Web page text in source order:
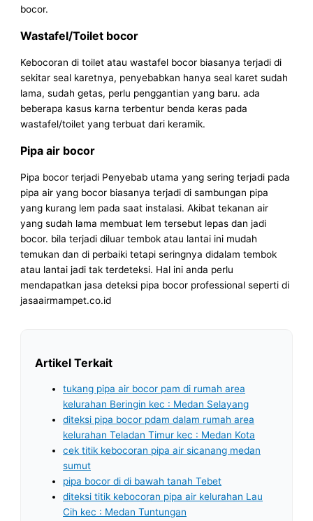
bocor.
Wastafel/Toilet bocor
Kebocoran di toilet atau wastafel bocor biasanya terjadi di
sekitar seal karetnya, penyebabkan hanya seal karet sudah
lama, sudah getas, perlu penggantian yang baru. ada
beberapa kasus karna terbentur benda keras pada
wastafel/toilet yang terbuat dari keramik.
Pipa air bocor
Pipa bocor terjadi Penyebab utama yang sering terjadi pada
pipa air yang bocor biasanya terjadi di sambungan pipa
yang kurang lem pada saat instalasi. Akibat tekanan air
yang sudah lama membuat lem tersebut lepas dan jadi
bocor. bila terjadi diluar tembok atau lantai ini mudah
temukan dan di perbaiki tetapi seringnya didalam tembok
atau lantai jadi tak terdeteksi. Hal ini anda perlu
mendapatkan jasa deteksi pipa bocor professional seperti di
jasaairmampet.co.id
Artikel Terkait
tukang pipa air bocor pam di rumah area
kelurahan Beringin kec : Medan Selayang
diteksi pipa bocor pdam dalam rumah area
kelurahan Teladan Timur kec : Medan Kota
cek titik kebocoran pipa air sicanang medan
sumut
pipa bocor di di bawah tanah Tebet
diteksi titik kebocoran pipa air kelurahan Lau
Cih kec : Medan Tuntungan